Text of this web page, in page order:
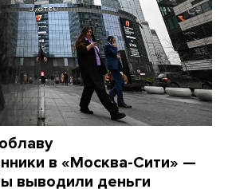
в «Москва-Сити» —
выводили деньги